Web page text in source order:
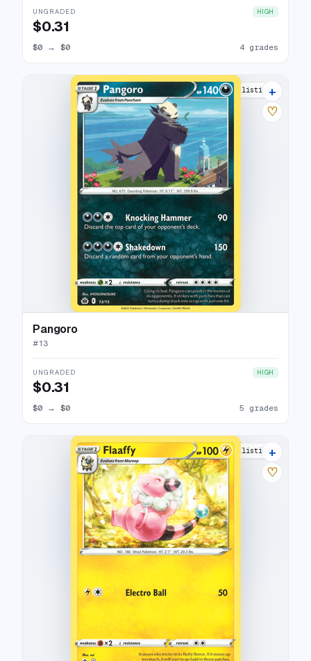
UNGRADED HIGH
$0.31
$0 → $0 4 grades
9 listings
+
♡
Pangoro
#13
UNGRADED HIGH
$0.31
$0 → $0 5 grades
8 listings
+
♡